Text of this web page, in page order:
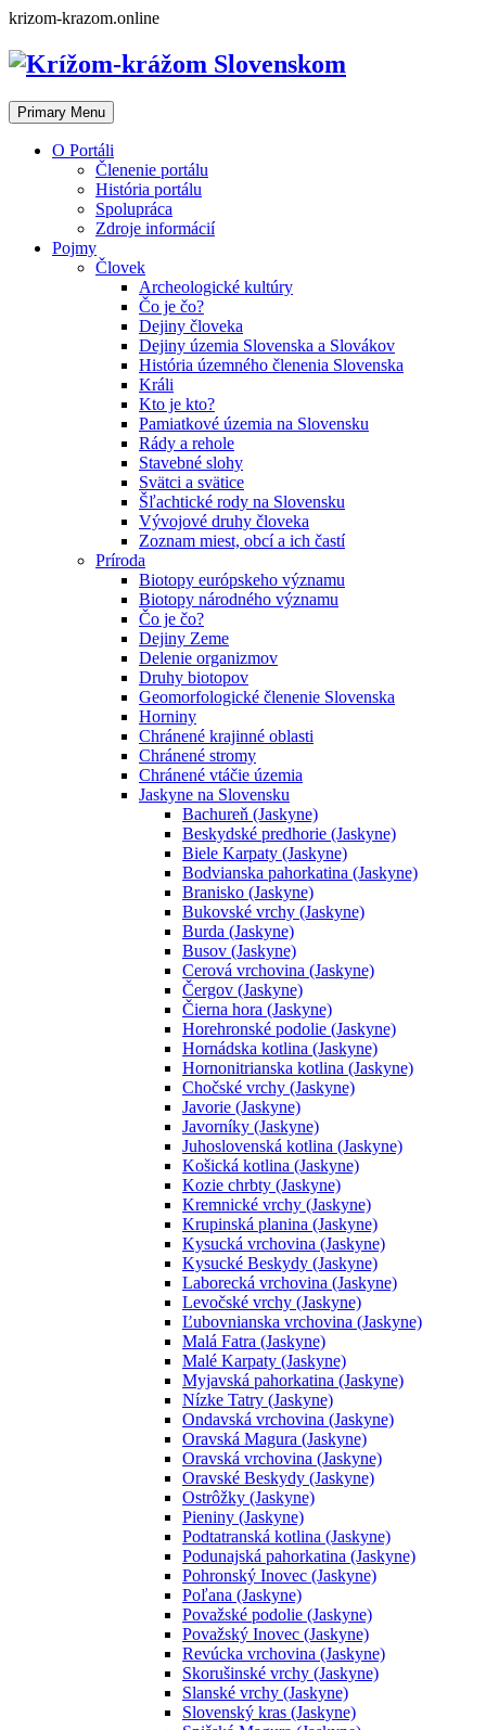
Skip
content
krizom-krazom.online
Primary Menu
O Portáli
Členenie portálu
História portálu
Spolupráca
Zdroje informácií
Pojmy
Človek
Archeologické kultúry
Čo je čo?
Dejiny človeka
Dejiny územia Slovenska a Slovákov
História územného členenia Slovenska
Králi
Kto je kto?
Pamiatkové územia na Slovensku
Rády a rehole
Stavebné slohy
Svätci a svätice
Šľachtické rody na Slovensku
Vývojové druhy človeka
Zoznam miest, obcí a ich častí
Príroda
Biotopy európskeho významu
Biotopy národného významu
Čo je čo?
Dejiny Zeme
Delenie organizmov
Druhy biotopov
Geomorfologické členenie Slovenska
Horniny
Chránené krajinné oblasti
Chránené stromy
Chránené vtáčie územia
Jaskyne na Slovensku
Bachureň (Jaskyne)
Beskydské predhorie (Jaskyne)
Biele Karpaty (Jaskyne)
Bodvianska pahorkatina (Jaskyne)
Branisko (Jaskyne)
Bukovské vrchy (Jaskyne)
Burda (Jaskyne)
Busov (Jaskyne)
Cerová vrchovina (Jaskyne)
Čergov (Jaskyne)
Čierna hora (Jaskyne)
Horehronské podolie (Jaskyne)
Hornádska kotlina (Jaskyne)
Hornonitrianska kotlina (Jaskyne)
Chočské vrchy (Jaskyne)
Javorie (Jaskyne)
Javorníky (Jaskyne)
Juhoslovenská kotlina (Jaskyne)
Košická kotlina (Jaskyne)
Kozie chrbty (Jaskyne)
Kremnické vrchy (Jaskyne)
Krupinská planina (Jaskyne)
Kysucká vrchovina (Jaskyne)
Kysucké Beskydy (Jaskyne)
Laborecká vrchovina (Jaskyne)
Levočské vrchy (Jaskyne)
Ľubovnianska vrchovina (Jaskyne)
Malá Fatra (Jaskyne)
Malé Karpaty (Jaskyne)
Myjavská pahorkatina (Jaskyne)
Nízke Tatry (Jaskyne)
Ondavská vrchovina (Jaskyne)
Oravská Magura (Jaskyne)
Oravská vrchovina (Jaskyne)
Oravské Beskydy (Jaskyne)
Ostrôžky (Jaskyne)
Pieniny (Jaskyne)
Podtatranská kotlina (Jaskyne)
Podunajská pahorkatina (Jaskyne)
Pohronský Inovec (Jaskyne)
Poľana (Jaskyne)
Považské podolie (Jaskyne)
Považský Inovec (Jaskyne)
Revúcka vrchovina (Jaskyne)
Skorušinské vrchy (Jaskyne)
Slanské vrchy (Jaskyne)
Slovenský kras (Jaskyne)